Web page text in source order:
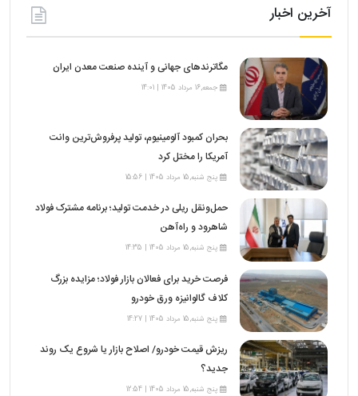
آخرین اخبار
مگاترندهای جهانی و آینده صنعت معدن ایران
جمعه,16 مرداد 1405 | 14:01
بحران کمبود آلومینیوم، تولید پرفروش‌ترین وانت
آمریکا را مختل کرد
پنج شنبه,15 مرداد 1405 | 15:56
حمل‌ونقل ریلی در خدمت تولید؛ برنامه مشترک فولاد
شاهرود و راه‌آهن
پنج شنبه,15 مرداد 1405 | 14:35
فرصت خرید برای فعالان بازار فولاد؛ مزایده بزرگ
کلاف گالوانیزه ورق خودرو
پنج شنبه,15 مرداد 1405 | 14:27
ریزش قیمت خودرو/ اصلاح بازار یا شروع یک روند
جدید؟
پنج شنبه,15 مرداد 1405 | 12:54